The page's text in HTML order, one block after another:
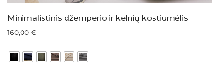
Minimalistinis džemperio ir kelnių kostiumėlis
160,00 €